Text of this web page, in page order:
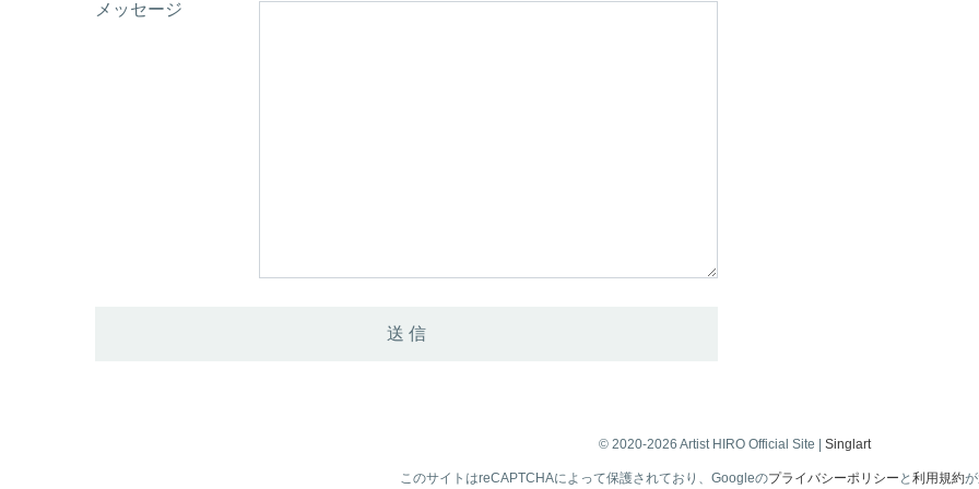
メッセージ
© 2020-2026 Artist HIRO Official Site | Singlart
このサイトはreCAPTCHAによって保護されており、Googleのプライバシーポリシー と 利用規約が